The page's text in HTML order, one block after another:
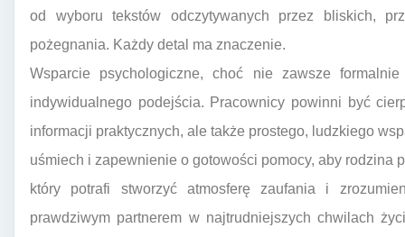
od wyboru tekstów odczytywanych przez bliskich,
pożegnania. Każdy detal ma znaczenie.
Wsparcie psychologiczne, choć nie zawsze
indywidualnego podejścia. Pracownicy powinni być
informacji praktycznych, ale także prostego, ludzkiego
uśmiech i zapewnienie o gotowości pomocy, aby rodzina
który potrafi stworzyć atmosferę zaufania i
prawdziwym partnerem w najtrudniejszych chwilach